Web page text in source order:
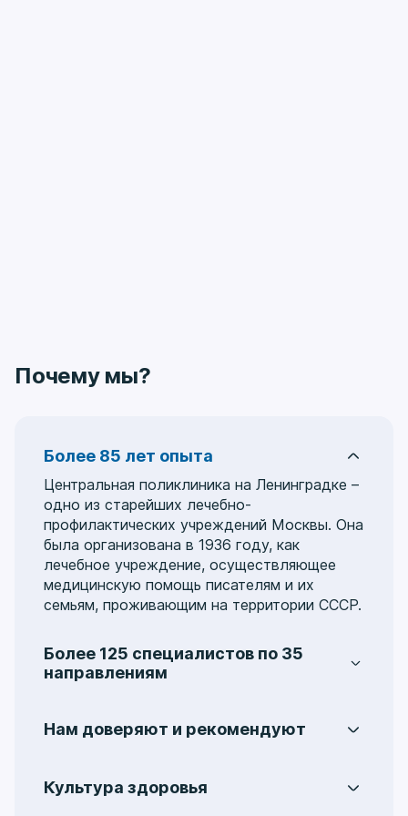
Почему мы?
Более 85 лет опыта
Центральная поликлиника на Ленинградке –
одно из старейших лечебно-
профилактических учреждений Москвы. Она
была организована в 1936 году, как
лечебное учреждение, осуществляющее
медицинскую помощь писателям и их
семьям, проживающим на территории СССР.
Более 125 специалистов по 35
направлениям
направлений, включая:
гастроэнтерологию ,гинекологию,
неврологию
отоларингологию ,офтальмологию
Нам доверяют и рекомендуют
обращаются в Центральную поликлинику на
Ленинградке и получают качественную
Культура здоровья